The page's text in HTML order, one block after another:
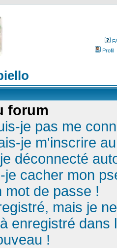
Profil
forum
je pas me
je m'inscrire
déconnecté
je cacher mon
mot de passe !
mais je
enregistré
!